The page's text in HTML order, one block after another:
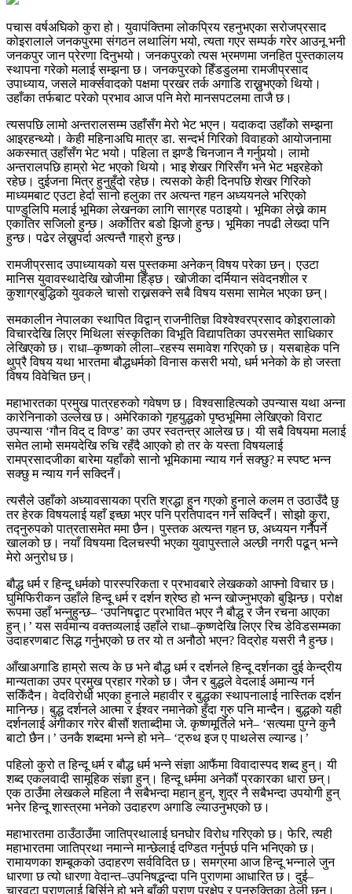
पचास वर्षअघिको कुरा हो। युवापंक्तिमा लोकप्रिय रहनुभएका सरोजप्रसाद
कोइरालाले जनकपुरमा संगठन लथालिंग भयो, त्यता गएर सम्पर्क गरेर आउनू भनी
जनकपुर जान प्रेरणा दिनुभयो। जनकपुरको त्यस भ्रमणमा जनहित पुस्तकालय
स्थापना गरेको मलाई सम्झना छ। जनकपुरको हिँडडुलमा रामजीप्रसाद
उपाध्याय, जसले मार्क्सवादको पक्षमा प्रखर तर्क अगाडि राख्नुभएको थियो।
उहाँका तर्फबाट परेको प्रभाव आज पनि मेरो मानसपटलमा ताजै छ।
त्यसपछि लामो अन्तरालसम्म उहाँसँग मेरो भेट भएन। यदाकदा उहाँको सम्झना
आइरहन्थ्यो। केही महिनाअघि मात्र डा. सन्दर्भ गिरिको विवाहको आयोजनामा
अकस्मात् उहाँसँग भेट भयो। पहिला त झण्डै चिनजान नै गर्नुपर्‍यो। लामो
अन्तरालपछि हाम्रो भेट भएको थियो। भाइ शेखर गिरिसँग भने भेट भइरहेको
रहेछ। दुईजना मित्र हुनुहुँदो रहेछ। त्यसको केही दिनपछि शेखर गिरिको
माध्यमबाट एउटा हेर्दा सानो हलुका तर अत्यन्त गहन अध्ययनले भरिएको
पाण्डुलिपि मलाई भूमिका लेखनका लागि साग्रह पठाइयो। भूमिका लेख्ने काम
एकातिर सजिलो हुन्छ। अर्कोतिर बडो झिजो हुन्छ। भूमिका नपढी लेख्दा पनि
हुन्छ। पढेर लेख्नुपर्दा अत्यन्तै गाह्रो हुन्छ।
रामजीप्रसाद उपाध्यायको यस पुस्तकमा अनेकन् विषय परेका छन्। एउटा
मानिस युवावस्थादेखि खोजीमा हिँड्छ। खोजीका दर्मियान संवेदनशील र
कुशाग्रबुद्धिको युवकले चासो राख्नसक्ने सबै विषय यसमा सामेल भएका छन्।
समकालीन नेपालका स्थापित विद्वान् राजनीतिज्ञ विश्वेश्वरप्रसाद कोइरालाको
विचारदेखि लिएर मिथिला संस्कृतिका विभूति विद्यापतिका उपरसमेत साधिकार
लेखिएको छ। राधा–कृष्णको लीला–रहस्य समावेश गरिएको छ। यसबाहेक पनि
थुप्रै विषय यथा भारतमा बौद्धधर्मको विनास कसरी भयो, धर्म भनेको के हो जस्ता
विषय विवेचित छन्।
महाभारतका प्रमुख पात्रहरुको गवेषण छ। विश्वसाहित्यको उपन्यास यथा अन्ना
कारेनिनाको उल्लेख छ। अमेरिकाको गृहयुद्धको पृष्ठभूमिमा लेखिएको विराट
उपन्यास ‘गौन विद् द विण्ड’ का उपर स्वतन्त्र आलेख छ। यी सबै विषयमा मलाई
समेत लामो समयदेखि रुचि रहँदै आएको हो तर के यस्ता विषयलाई
रामप्रसादजीका बारेमा यहाँको सानो भूमिकामा न्याय गर्न सक्छु? म स्पष्ट भन्न
सक्छु म न्याय गर्न सक्दिनँ।
त्यसैले उहाँको अध्यावसायका प्रति श्रद्धा हुन गएको हुनाले कलम त उठाउँदै छु
तर हेरक विषयलाई यहाँ इच्छा भएर पनि प्रतिपादन गर्न सक्दिनँ। सोझो कुरा,
तद्नुरुपको पात्रतासमेत ममा छैन। पुस्तक अत्यन्त गहन छ, अध्ययन गर्नैपर्ने
खालको छ। नयाँ विषयमा दिलचस्पी भएका युवापुस्ताले अल्छी नगरी पढून् भन्ने
मेरो अनुरोध छ।
बौद्ध धर्म र हिन्दू धर्मको पारस्परिकता र प्रभावबारे लेखकको आफ्नो विचार छ।
घुमिफिरीकन उहाँले हिन्दू धर्म र दर्शन श्रेष्ठ हो भन्न खोज्नुभएको बुझिन्छ। परोक्ष
रूपमा उहाँ भन्नुहुन्छ– ‘उपनिषद्बाट प्रभावित भएर नै बौद्ध र जैन रचना आएका
हुन्।’ यस सर्वमान्य वक्तव्यलाई उहाँले राधा–कृष्णदेखि लिएर रिच डेविडसम्मका
उदाहरणबाट सिद्ध गर्नुभएको छ तर यो त अनौठो भएन? विद्रोह यसरी नै हुन्छ।
आँखाअगाडि हाम्रो सत्य के छ भने बौद्ध धर्म र दर्शनले हिन्दू दर्शनका दुई केन्द्रीय
मान्यताका उपर प्रमुख प्रहार गरेको छ। जैन र बुद्धले वेदलाई अमान्य गर्न
सकिँदैन। वेदविरोधी भएका हुनाले महावीर र बुद्धका स्थापनालाई नास्तिक दर्शन
मानिन्छ। बुद्ध दर्शनले आत्मा र ईश्वर नमानेको हुँदा गुरु पनि मान्दैन। बुद्धको यही
दर्शनलाई अंगीकार गरेर बीसौं शताब्दीमा जे. कृष्णमूर्तिले भने– ‘सत्यमा पुग्ने कुनै
बाटो छैन।’ उनकै शब्दमा भन्ने हो भने– ‘ट्रुथ इज ए पाथलेस ल्यान्ड।’
पहिलो कुरो त हिन्दू धर्म र बौद्ध धर्म भन्ने संज्ञा आफैंमा विवादास्पद शब्द हुन्। यी
शब्द एकलवादी सामूहिक संज्ञा हुन्। हिन्दू धर्ममा अनेकौं प्रकारका धारा छन्।
एक ठाउँमा लेखकले महिला नै सबैभन्दा महान् हुन्, शुद्र नै सबैभन्दा उपयोगी हुन्
भनेर हिन्दू शास्त्रमा भनेको उदाहरण अगाडि ल्याउनुभएको छ।
महाभारतमा ठाउँठाउँमा जातिप्रथालाई घनघोर विरोध गरिएको छ। फेरि, त्यही
महाभारतमा जातिप्रथा नमान्ने मान्छेलाई दण्डित गर्नुपर्छ पनि भनिएको छ।
रामायणका शम्बूकको उदाहरण सर्वविदित छ। समग्रमा आज हिन्दू भन्नाले जुन
धारणा छ त्यो धारणा वेदान्त–उपनिषद्भन्दा पनि पुराणमा आधारित छ। दुई–
चारवटा पुराणलाई बिर्सिने हो भने बाँकी पुराण प्रक्षेप र पुनरुक्तिका ठेली छन्।